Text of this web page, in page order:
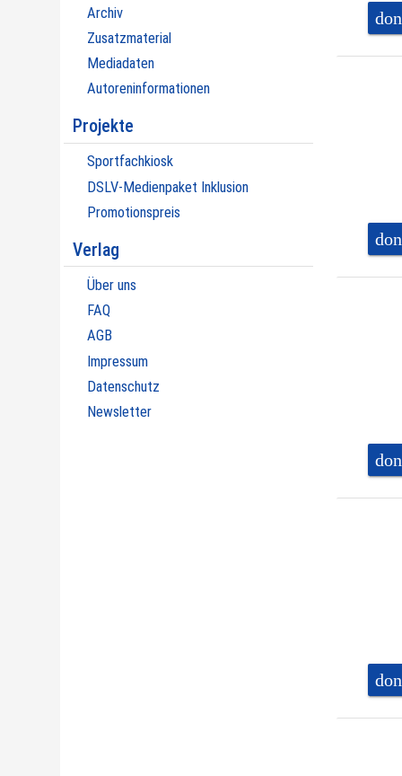
Archiv
Zusatzmaterial
Mediadaten
Autoreninformationen
Projekte
Sportfachkiosk
DSLV-Medienpaket Inklusion
Promotionspreis
Verlag
Über uns
FAQ
AGB
Impressum
Datenschutz
Newsletter